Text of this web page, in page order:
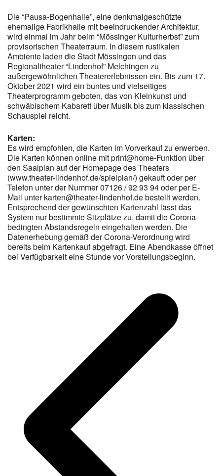
Die “Pausa-Bogenhalle”, eine denkmalgeschützte
ehemalige Fabrikhalle mit beeindruckender Architektur,
wird einmal im Jahr beim “Mössinger Kulturherbst” zum
provisorischen Theaterraum. In diesem rustikalen
Ambiente laden die Stadt Mössingen und das
Regionaltheater “Lindenhof” Melchingen zu
außergewöhnlichen Theatererlebnissen ein. Bis zum 17.
Oktober 2021 wird ein buntes und vielseitiges
Theaterprogramm geboten, das von Kleinkunst und
schwäbischem Kabarett über Musik bis zum klassischen
Schauspiel reicht.
Karten:
Es wird empfohlen, die Karten im Vorverkauf zu erwerben.
Die Karten können online mit print@home-Funktion über
den Saalplan auf der Homepage des Theaters
(www.theater-lindenhof.de/spielplan/) gekauft oder per
Telefon unter der Nummer 07126 / 92 93 94 oder per E-
Mail unter karten@theater-lindenhof.de bestellt werden.
Entsprechend der gewünschten Kartenzahl lässt das
System nur bestimmte Sitzplätze zu, damit die Corona-
bedingten Abstandsregeln eingehalten werden. Die
Datenerhebung gemäß der Corona-Verordnung wird
bereits beim Kartenkauf abgefragt. Eine Abendkasse öffnet
bei Verfügbarkeit eine Stunde vor Vorstellungsbeginn.